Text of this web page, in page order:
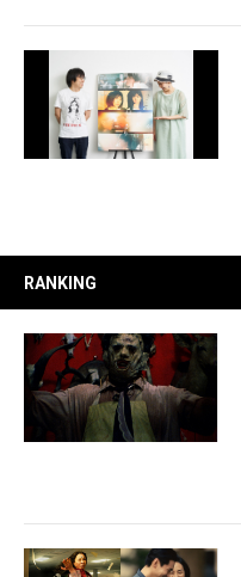
RANKING